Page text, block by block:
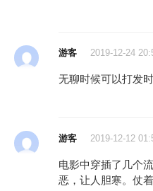
游客 2019-12-24
无聊时候可以打发
游客 2019-12-12
电影中穿插了几个
恶，让人胆寒。仗